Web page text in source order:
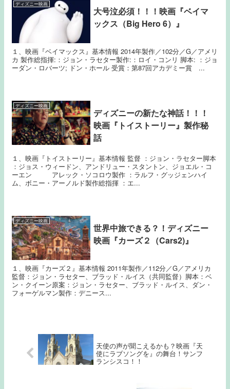
ディズニー映画
大号泣必須！！！映画『ベイマ
ックス（Big Hero 6）』
１、映画『ベイマックス』基本情報 2014年製作／102分／G／アメリ
カ 製作総指揮‎:：ジョン・ラセター製作‎:：‎ロイ・コンリ 脚本‎: ：ジョ
ーダン・ロバーツ; ‎ドン・ホール 受賞：第87回アカデミー賞 ...
ディズニー映画
ディズニーの新たな神話！！！
映画『トイストーリー』製作秘
話
１、映画『トイストーリー』基本情報 監督 ：ジョン・ラセター脚本
：ジョス・ウィードン、アンドリュー・スタントン、ジョエル・コ
ーエン アレック・ソコロウ製作 ：ラルフ・グッジェンハイ
ム、ボニー・アーノルド製作総指揮 ：エ...
ディズニー映画
世界中旅できる？！ディズニー
映画『カーズ２（Cars2)』
１、映画『カーズ２』基本情報 2011年製作／112分／G／アメリカ
監督：ジョン・ラセター、ブラッド・ルイス（共同監督）脚本：ベ
ン・クイーン原案：ジョン・ラセター、ブラッド・ルイス、ダン・
フォーゲルマン製作：デニース...
天使の声が聞こえるかも？映画『天
使にラブソングを』の舞台！サンフ
ランシスコ！！